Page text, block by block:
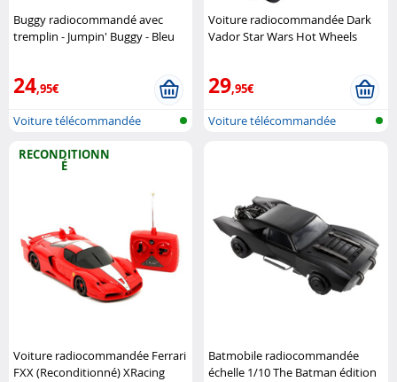
Buggy radiocommandé avec
tremplin - Jumpin' Buggy - Bleu
24,95€
Voiture télécommandée
Voiture radiocommandée Dark
Vador Star Wars Hot Wheels
29,95€
Voiture télécommandée
RECONDITIONN
É
Voiture radiocommandée Ferrari
FXX (Reconditionné) XRacing
Batmobile radiocommandée
échelle 1/10 The Batman édition